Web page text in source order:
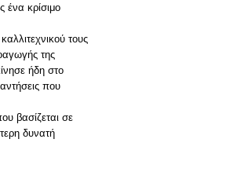
ένα κρίσιμο
τους
της
ήδη στο
που
βασίζεται σε
δυνατή